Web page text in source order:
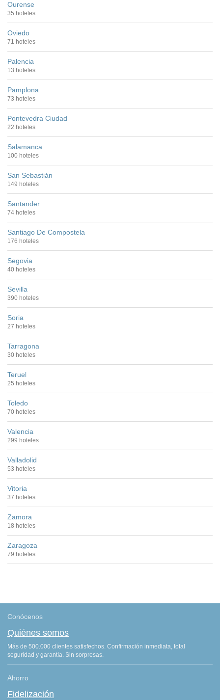
Ourense
35 hoteles
Oviedo
71 hoteles
Palencia
13 hoteles
Pamplona
73 hoteles
Pontevedra Ciudad
22 hoteles
Salamanca
100 hoteles
San Sebastián
149 hoteles
Santander
74 hoteles
Santiago De Compostela
176 hoteles
Segovia
40 hoteles
Sevilla
390 hoteles
Soria
27 hoteles
Tarragona
30 hoteles
Teruel
25 hoteles
Toledo
70 hoteles
Valencia
299 hoteles
Valladolid
53 hoteles
Vitoria
37 hoteles
Zamora
18 hoteles
Zaragoza
79 hoteles
Conócenos
Quiénes somos
Más de 500.000 clientes satisfechos. Confirmación inmediata, total
seguridad y garantía. Sin sorpresas.
Ahorro
Fidelización